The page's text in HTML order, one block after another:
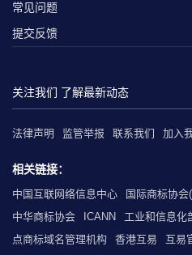
常见问题
提交反馈
关注我们 了解最新动态
法律声明 监管举报 联系我们 加入
相关链接：
中国互联网络信息中心 国际商标协会
中华商标协会
ICANN 工业和信息化
点商标域名管理机构
香港互易 互易